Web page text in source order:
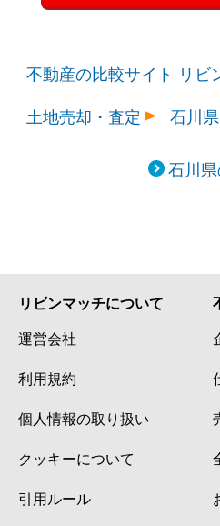
不動産の比較サイト リビ
土地売却・査定
石川県
石川
リビンマッチについて
運営会社
利用規約
個人情報の取り扱い
クッキーについて
引用ルール